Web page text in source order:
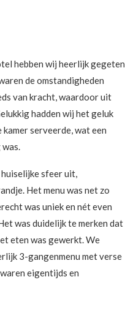
hebben wij heerlijk gegeten
de omstandigheden
van kracht, waardoor uit
hadden wij het geluk
serveerde, wat een
sfeer uit,
Het menu was net zo
was uniek en nét even
was duidelijk te merken dat
eten was gewerkt. We
3-gangenmenu met verse
eigentijds en